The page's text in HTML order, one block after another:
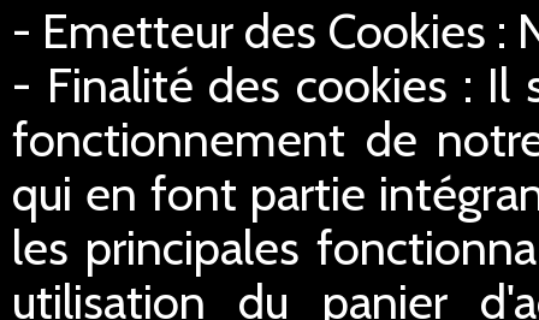
- Emetteur des Cookies :
- Finalité des cookies : Il
fonctionnement de
qui en font partie
les principales
utilisation du panier